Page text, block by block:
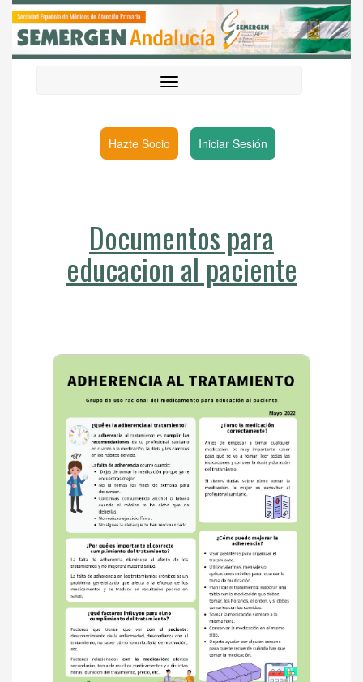
Hazte Socio Iniciar Sesión
Documentos para
educacion al paciente